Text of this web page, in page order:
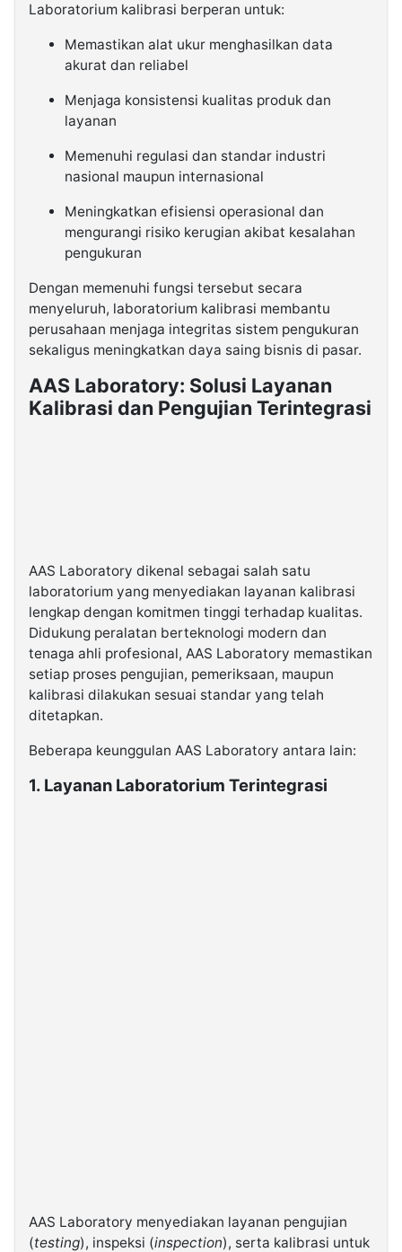
Laboratorium kalibrasi berperan untuk:
Memastikan alat ukur menghasilkan data
akurat dan reliabel
Menjaga konsistensi kualitas produk dan
layanan
Memenuhi regulasi dan standar industri
nasional maupun internasional
Meningkatkan efisiensi operasional dan
mengurangi risiko kerugian akibat kesalahan
pengukuran
Dengan memenuhi fungsi tersebut secara
menyeluruh, laboratorium kalibrasi membantu
perusahaan menjaga integritas sistem pengukuran
sekaligus meningkatkan daya saing bisnis di pasar.
AAS Laboratory: Solusi Layanan
Kalibrasi dan Pengujian Terintegrasi
AAS Laboratory dikenal sebagai salah satu
laboratorium yang menyediakan layanan kalibrasi
lengkap dengan komitmen tinggi terhadap kualitas.
Didukung peralatan berteknologi modern dan
tenaga ahli profesional, AAS Laboratory memastikan
setiap proses pengujian, pemeriksaan, maupun
kalibrasi dilakukan sesuai standar yang telah
ditetapkan.
Beberapa keunggulan AAS Laboratory antara lain:
1. Layanan Laboratorium Terintegrasi
AAS Laboratory menyediakan layanan pengujian
(testing), inspeksi (inspection), serta kalibrasi untuk